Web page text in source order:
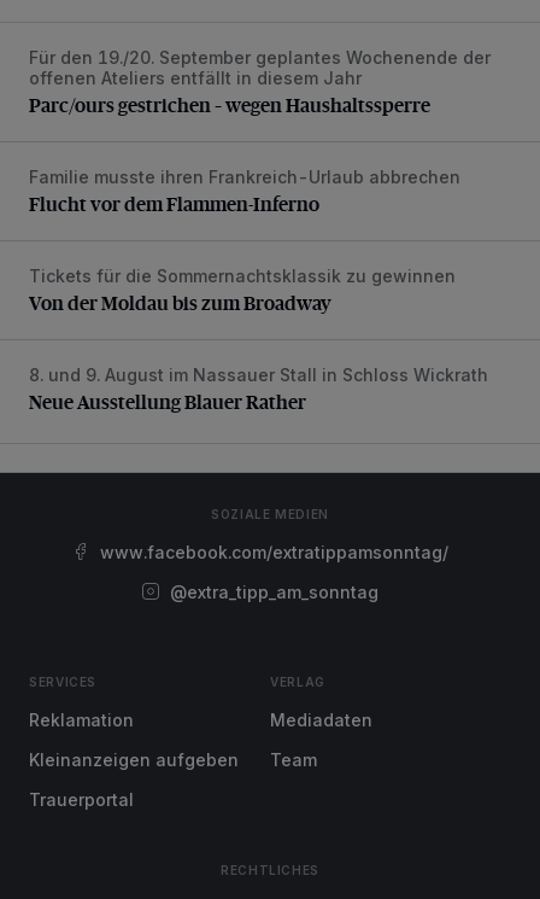
Parc/ours gestrichen – wegen Haushaltssperre
Für den 19./20. September geplantes Wochenende der
offenen Ateliers entfällt in diesem Jahr
Parc/ours gestrichen – wegen Haushaltssperre
Flucht vor dem Flammen-Inferno
Familie musste ihren Frankreich-Urlaub abbrechen
Flucht vor dem Flammen-Inferno
Von der Moldau bis zum Broadway
Tickets für die Sommernachtsklassik zu gewinnen
Von der Moldau bis zum Broadway
Neue Ausstellung Blauer Rather
8. und 9. August im Nassauer Stall in Schloss Wickrath
Neue Ausstellung Blauer Rather
SOZIALE MEDIEN
www.facebook.com/extratippamsonntag/
@extra_tipp_am_sonntag
SERVICES
Reklamation
Kleinanzeigen aufgeben
Trauerportal
VERLAG
Mediadaten
Team
RECHTLICHES